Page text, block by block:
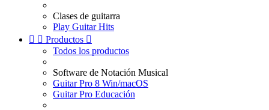
Clases de guitarra
Play Guitar Hits
  Productos 
Todos los productos
Software de Notación Musical
Guitar Pro 8 Win/macOS
Guitar Pro Educación